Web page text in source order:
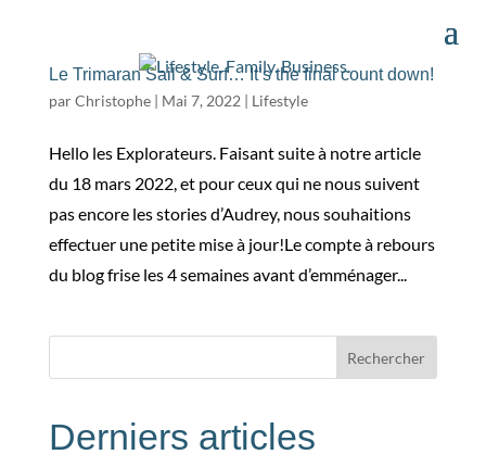
Le Trimaran Sail & Surf… It’s the final count down!
parChristophe| Mai 7, 2022 | Lifestyle
Hello les Explorateurs. Faisant suite à notre article
du 18 mars 2022, et pour ceux qui ne nous suivent
pas encore les stories d’Audrey, nous souhaitions
effectuer une petite mise à jour!Le compte à rebours
du blog frise les 4 semaines avant d’emménager...
Rechercher
Derniers articles